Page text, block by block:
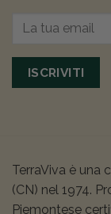
ISCRIVITI
TerraViva è una
(CN) nel 1974.
Piemontese